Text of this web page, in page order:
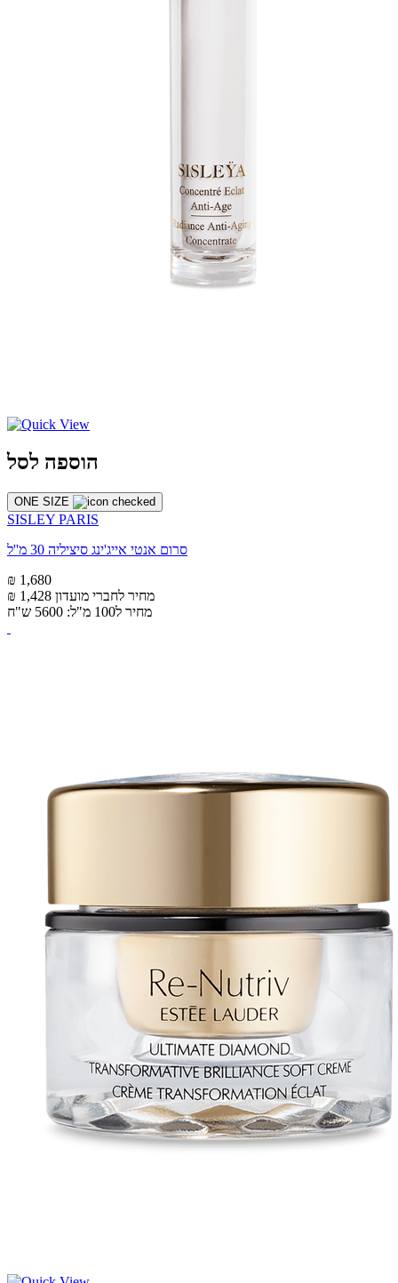
הוספה לסל
ONE SIZE
SISLEY PARIS
סרום אנטי אייג'ינג סיציליה 30 מ''ל
₪ 1,680
₪ 1,428 מחיר לחברי מועדון
מחיר ל100 מ"ל: 5600 ש"ח